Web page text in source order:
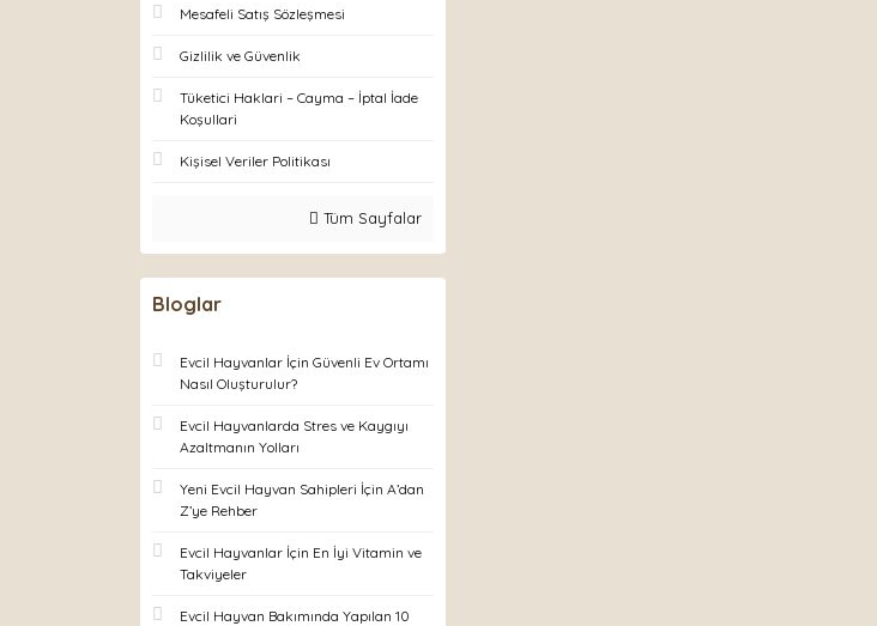
Mesafeli Satış Sözleşmesi
Gizlilik ve Güvenlik
Tüketici Haklari – Cayma – İptal İade
Koşullari
Kişisel Veriler Politikası
Tüm Sayfalar
Bloglar
Evcil Hayvanlar İçin Güvenli Ev Ortamı
Nasıl Oluşturulur?
Evcil Hayvanlarda Stres ve Kaygıyı
Azaltmanın Yolları
Yeni Evcil Hayvan Sahipleri İçin A’dan
Z’ye Rehber
Evcil Hayvanlar İçin En İyi Vitamin ve
Takviyeler
Evcil Hayvan Bakımında Yapılan 10